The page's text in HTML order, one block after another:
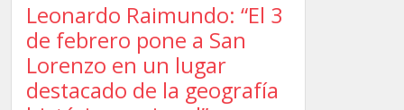
Leonardo Raimundo: “El 3
de febrero pone a San
Lorenzo en un lugar
destacado de la geografía